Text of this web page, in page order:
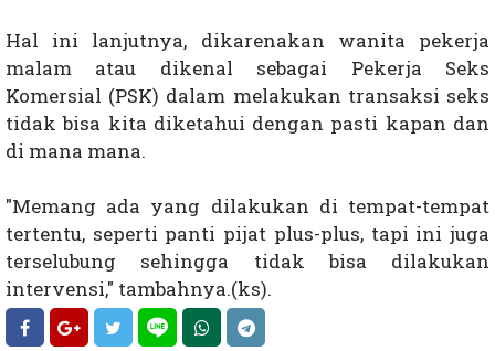
Hal ini lanjutnya, dikarenakan wanita pekerja
malam atau dikenal sebagai Pekerja Seks
Komersial (PSK) dalam melakukan transaksi seks
tidak bisa kita diketahui dengan pasti kapan dan
di mana mana.
"Memang ada yang dilakukan di tempat-tempat
tertentu, seperti panti pijat plus-plus, tapi ini juga
terselubung sehingga tidak bisa dilakukan
intervensi," tambahnya.(ks).